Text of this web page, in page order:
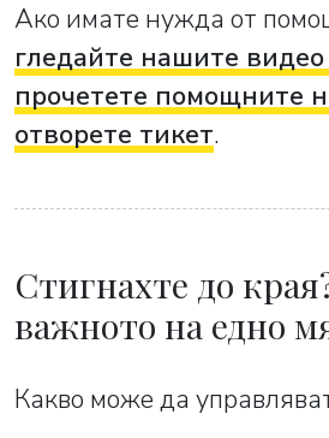
Ако имате нужда от
гледайте нашите
прочетете помощните
отворете тикет.
Стигнахте до
важното на едно
Какво може да